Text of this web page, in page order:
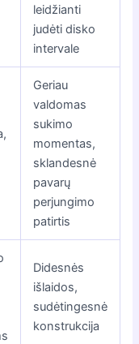
leidžianti
judėti disko
intervale
Geriau
valdomas
sukimo
momentas,
sklandesnė
pavarų
perjungimo
patirtis
Didesnės
išlaidos,
sudėtingesnė
konstrukcija